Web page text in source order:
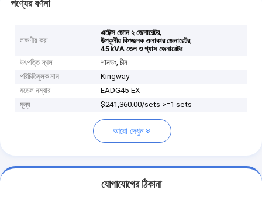
পণ্যের বর্ণনা
লক্ষণীয় করা
এটেক্স জোন ২ জেনারেটর,
উপকূলীয় বিপজ্জনক এলাকার জেনারেটর,
45kVA তেল ও গ্যাস জেনারেটর
উৎপত্তি স্থল
শানডং, চীন
পরিচিতিমুলক নাম
Kingway
মডেল নম্বার
EADG45-EX
মূল্য
$241,360.00/sets >=1 sets
আরো দেখুন
যোগাযোগের ঠিকানা